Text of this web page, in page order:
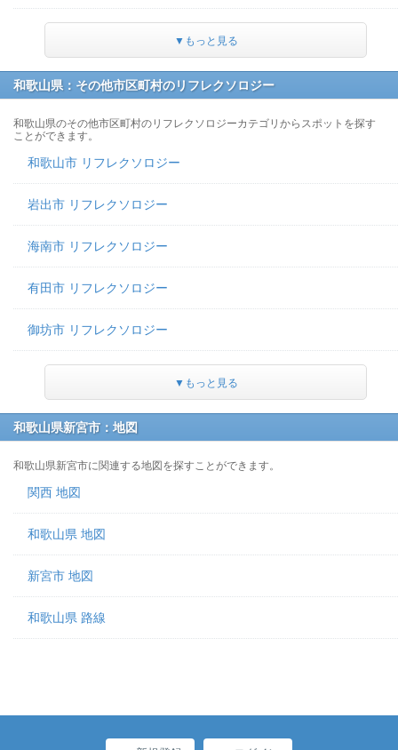
▼もっと見る
和歌山県：その他市区町村のリフレクソロジー
和歌山県のその他市区町村のリフレクソロジーカテゴリからスポットを探す
ことができます。
和歌山市 リフレクソロジー
岩出市 リフレクソロジー
海南市 リフレクソロジー
有田市 リフレクソロジー
御坊市 リフレクソロジー
▼もっと見る
和歌山県新宮市：地図
和歌山県新宮市に関連する地図を探すことができます。
関西 地図
和歌山県 地図
新宮市 地図
和歌山県 路線